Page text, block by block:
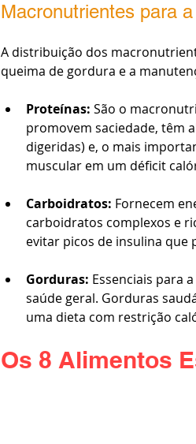
Macronutrientes para
A distribuição dos
queima de gordura e a
Proteínas: São o
promovem saciedade, têm
digeridas) e, o mais
muscular em um déficit
Carboidratos: Fornecem
carboidratos complexos e
evitar picos de insulina que
Gorduras: Essenciais para
saúde geral. Gorduras
uma dieta com restrição
Os 8 Alimentos